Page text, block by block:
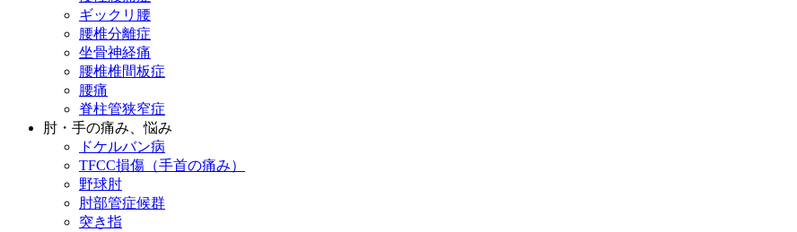
ギックリ腰
腰椎分離症
坐骨神経痛
腰椎椎間板症
腰痛
脊柱管狭窄症
肘・手の痛み、悩み
ドケルバン病
TFCC損傷（手首の痛み）
野球肘
肘部管症候群
突き指